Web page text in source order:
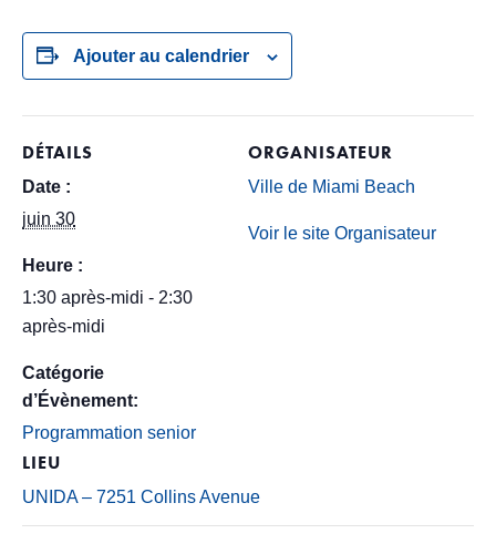
Ajouter au calendrier
DÉTAILS
Date :
juin 30
Heure :
1:30 après-midi - 2:30
après-midi
Catégorie
d’Évènement:
Programmation senior
LIEU
UNIDA – 7251 Collins Avenue
ORGANISATEUR
Ville de Miami Beach
Voir le site Organisateur